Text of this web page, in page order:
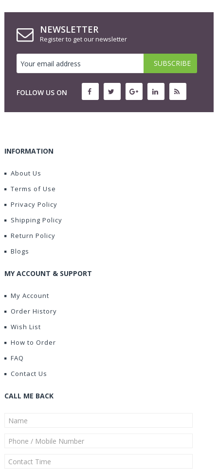
NEWSLETTER
Register to get our newsletter
FOLLOW US ON
INFORMATION
About Us
Terms of Use
Privacy Policy
Shipping Policy
Return Policy
Blogs
MY ACCOUNT & SUPPORT
My Account
Order History
Wish List
How to Order
FAQ
Contact Us
CALL ME BACK